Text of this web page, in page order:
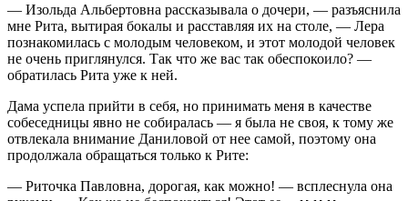
— Изольда Альбертовна рассказывала о дочери, — разъяснила
мне Рита, вытирая бокалы и расставляя их на столе, — Лера
познакомилась с молодым человеком, и этот молодой человек
не очень приглянулся. Так что же вас так обеспокоило? —
обратилась Рита уже к ней.
Дама успела прийти в себя, но принимать меня в качестве
собеседницы явно не собиралась — я была не своя, к тому же
отвлекала внимание Даниловой от нее самой, поэтому она
продолжала обращаться только к Рите:
— Риточка Павловна, дорогая, как можно! — всплеснула она